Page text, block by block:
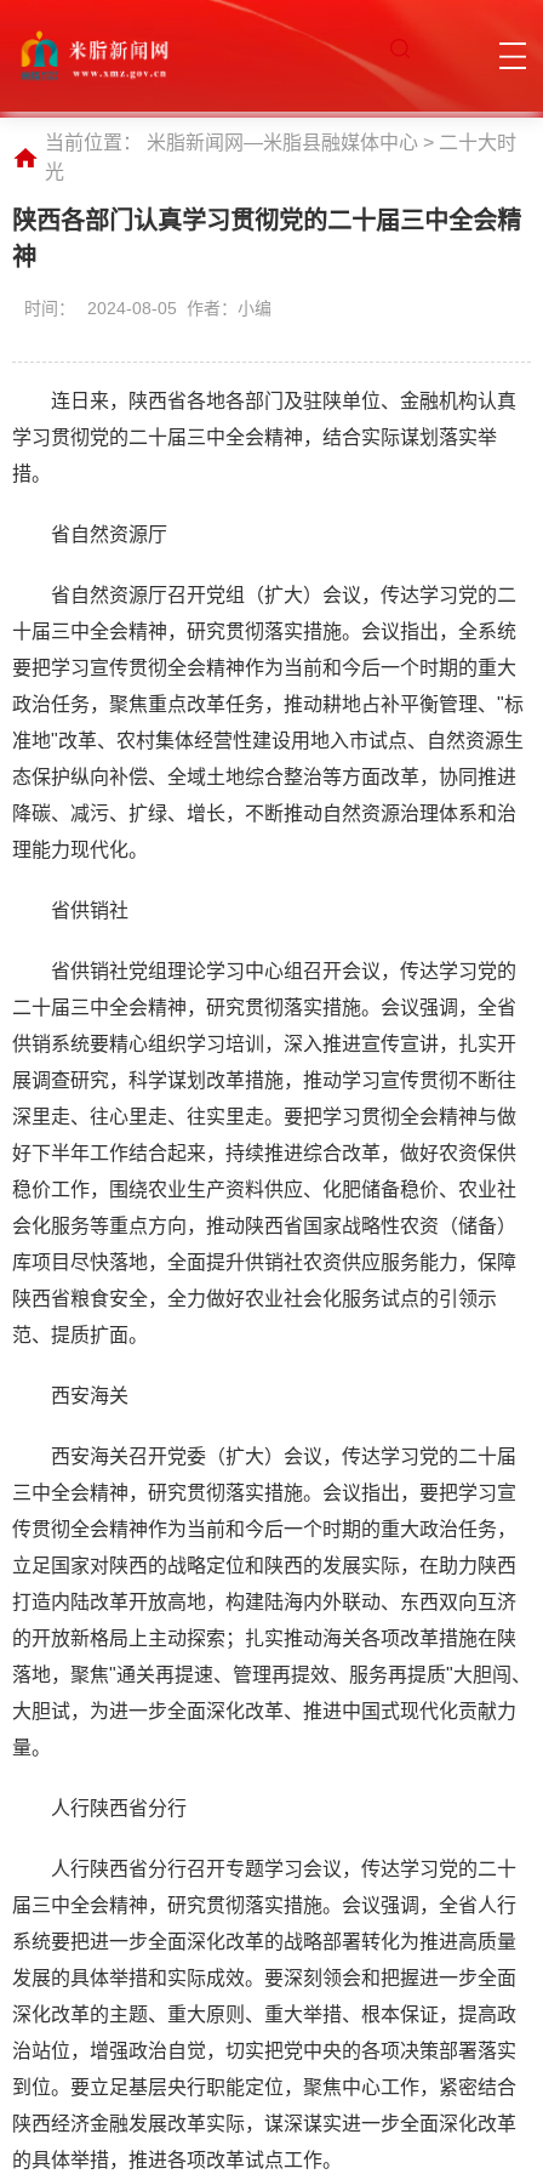
当前位置： 米脂新闻网—米脂县融媒体中心 > 二十大时
光
陕西各部门认真学习贯彻党的二十届三中全会精
神
时间： 2024-08-05 作者：小编
连日来，陕西省各地各部门及驻陕单位、金融机构认真
学习贯彻党的二十届三中全会精神，结合实际谋划落实举
措。
省自然资源厅
省自然资源厅召开党组（扩大）会议，传达学习党的二
十届三中全会精神，研究贯彻落实措施。会议指出，全系统
要把学习宣传贯彻全会精神作为当前和今后一个时期的重大
政治任务，聚焦重点改革任务，推动耕地占补平衡管理、"标
准地"改革、农村集体经营性建设用地入市试点、自然资源生
态保护纵向补偿、全域土地综合整治等方面改革，协同推进
降碳、减污、扩绿、增长，不断推动自然资源治理体系和治
理能力现代化。
省供销社
省供销社党组理论学习中心组召开会议，传达学习党的
二十届三中全会精神，研究贯彻落实措施。会议强调，全省
供销系统要精心组织学习培训，深入推进宣传宣讲，扎实开
展调查研究，科学谋划改革措施，推动学习宣传贯彻不断往
深里走、往心里走、往实里走。要把学习贯彻全会精神与做
好下半年工作结合起来，持续推进综合改革，做好农资保供
稳价工作，围绕农业生产资料供应、化肥储备稳价、农业社
会化服务等重点方向，推动陕西省国家战略性农资（储备）
库项目尽快落地，全面提升供销社农资供应服务能力，保障
陕西省粮食安全，全力做好农业社会化服务试点的引领示
范、提质扩面。
西安海关
西安海关召开党委（扩大）会议，传达学习党的二十届
三中全会精神，研究贯彻落实措施。会议指出，要把学习宣
传贯彻全会精神作为当前和今后一个时期的重大政治任务，
立足国家对陕西的战略定位和陕西的发展实际，在助力陕西
打造内陆改革开放高地，构建陆海内外联动、东西双向互济
的开放新格局上主动探索；扎实推动海关各项改革措施在陕
落地，聚焦"通关再提速、管理再提效、服务再提质"大胆闯、
大胆试，为进一步全面深化改革、推进中国式现代化贡献力
量。
人行陕西省分行
人行陕西省分行召开专题学习会议，传达学习党的二十
届三中全会精神，研究贯彻落实措施。会议强调，全省人行
系统要把进一步全面深化改革的战略部署转化为推进高质量
发展的具体举措和实际成效。要深刻领会和把握进一步全面
深化改革的主题、重大原则、重大举措、根本保证，提高政
治站位，增强政治自觉，切实把党中央的各项决策部署落实
到位。要立足基层央行职能定位，聚焦中心工作，紧密结合
陕西经济金融发展改革实际，谋深谋实进一步全面深化改革
的具体举措，推进各项改革试点工作。